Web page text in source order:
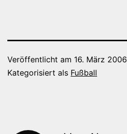
Veröffentlicht am 16. März 2006
Kategorisiert als Fußball